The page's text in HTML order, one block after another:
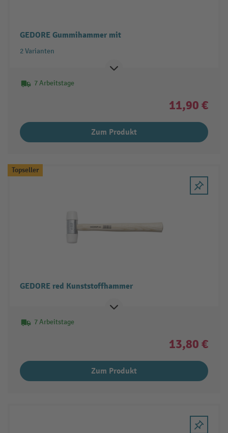
GEDORE Gummihammer mit
2 Varianten
7 Arbeitstage
11,90 €
Zum Produkt
Topseller
GEDORE red Kunststoffhammer
7 Arbeitstage
13,80 €
Zum Produkt